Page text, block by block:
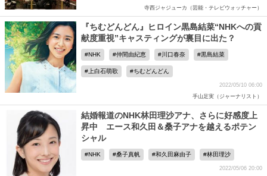
寺西ジャジューカ（芸能・テレビウォッチャー）
『ちむどんどん』ヒロイン黒島結菜“NHKへの貢
献度重視”キャスティングが裏目に出た？
NHK 仲間由紀恵 川口春奈 黒島結菜
上白石萌歌 ちむどんどん
2022/05/10 06:00
手山足実（ジャーナリスト）
結婚報道のNHK林田理沙アナ、さらに好感度上
昇中 エース和久田＆桑子アナを越えるポテン
シャル
NHK 桑子真帆 和久田麻由子 林田理沙
2022/05/06 20:00